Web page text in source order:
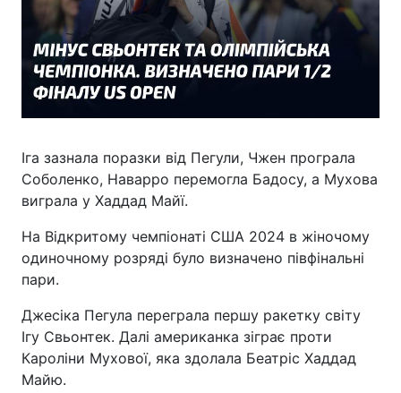
Іга зазнала поразки від Пегули, Чжен програла
Соболенко, Наварро перемогла Бадосу, а Мухова
виграла у Хаддад Майї.
На Відкритому чемпіонаті США 2024 в жіночому
одиночному розряді було визначено півфінальні
пари.
Джесіка Пегула переграла першу ракетку світу
Ігу Свьонтек. Далі американка зіграє проти
Кароліни Мухової, яка здолала Беатріс Хаддад
Майю.